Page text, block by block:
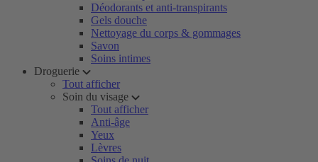
Déodorants et anti-transpirants
Gels douche
Nettoyage du corps & gommages
Savon
Soins intimes
Droguerie
Tout afficher
Soin du visage
Tout afficher
Anti-âge
Yeux
Lèvres